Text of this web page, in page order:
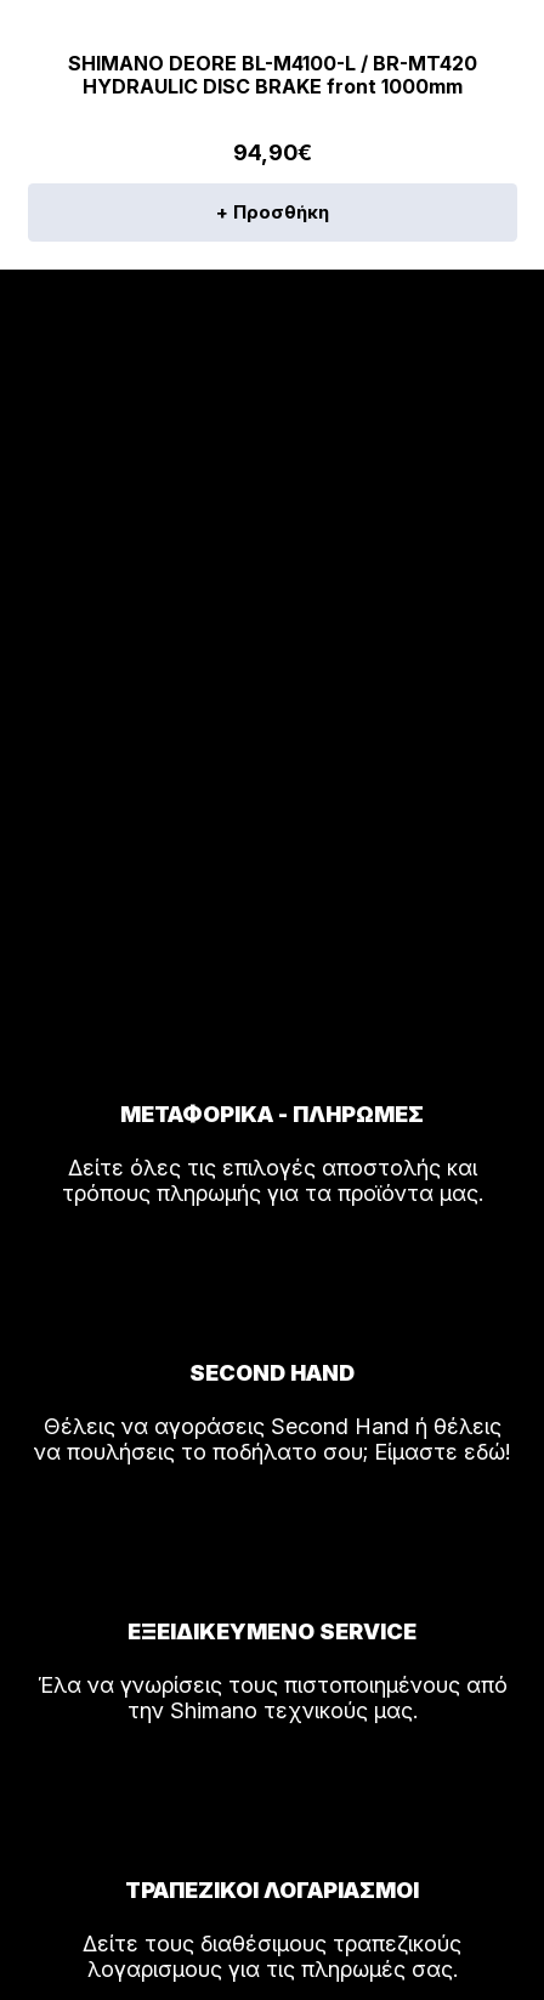
SHIMANO DEORE BL-M4100-L / BR-MT420
HYDRAULIC DISC BRAKE front 1000mm
94,90€
+ Προσθήκη
ΜΕΤΑΦΟΡΙΚΑ - ΠΛΗΡΩΜΕΣ
Δείτε όλες τις επιλογές αποστολής και
τρόπους πληρωμής για τα προϊόντα μας.
SECOND HAND
Θέλεις να αγοράσεις Second Hand ή θέλεις
να πουλήσεις το ποδήλατο σου; Είμαστε εδώ!
ΕΞΕΙΔΙΚΕΥΜΕΝΟ SERVICE
Έλα να γνωρίσεις τους πιστοποιημένους από
την Shimano τεχνικούς μας.
ΤΡΑΠΕΖΙΚΟΙ ΛΟΓΑΡΙΑΣΜΟΙ
Δείτε τους διαθέσιμους τραπεζικούς
λογαρισμους για τις πληρωμές σας.